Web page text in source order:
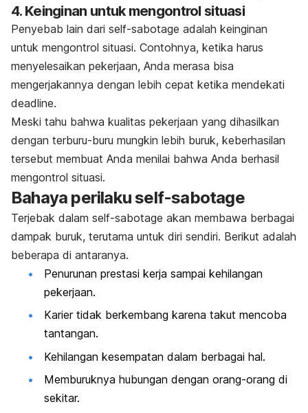
4. Keinginan untuk mengontrol situasi
Penyebab lain dari self-sabotage adalah keinginan
untuk mengontrol situasi. Contohnya, ketika harus
menyelesaikan pekerjaan, Anda merasa bisa
mengerjakannya dengan lebih cepat ketika mendekati
deadline.
Meski tahu bahwa kualitas pekerjaan yang dihasilkan
dengan terburu-buru mungkin lebih buruk, keberhasilan
tersebut membuat Anda menilai bahwa Anda berhasil
mengontrol situasi.
Bahaya perilakuself-sabotage
Terjebak dalam self-sabotage akan membawa berbagai
dampak buruk, terutama untuk diri sendiri. Berikut adalah
beberapa di antaranya.
Penurunan prestasi kerja sampai kehilangan
pekerjaan.
Karier tidak berkembang karena takut mencoba
tantangan.
Kehilangan kesempatan dalam berbagai hal.
Memburuknya hubungan dengan orang-orang di
sekitar.